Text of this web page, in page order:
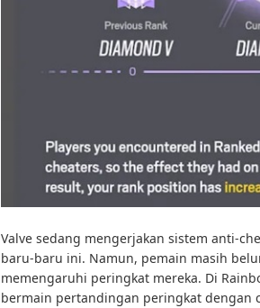
Valve sedang mengerjakan sistem anti-
baru-baru ini. Namun, pemain masih
memengaruhi peringkat mereka. Di
bermain pertandingan peringkat dengan